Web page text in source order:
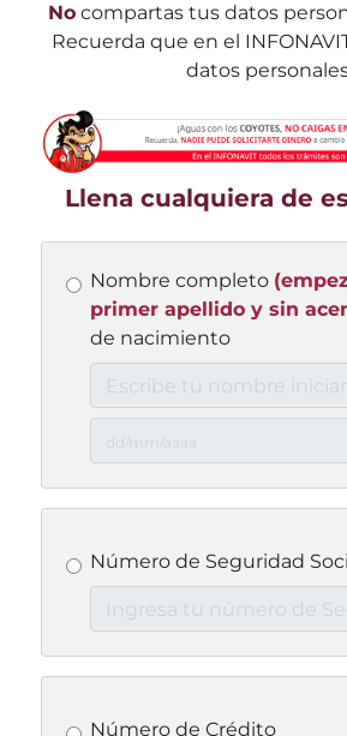
Nocompartas tus datos
Recuerda que en el
datos
Llena cualquiera de
Nombre completo
primer apellido y sin
de nacimiento
Número de Seguridad
Número de Crédito